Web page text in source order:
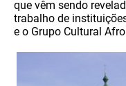
que vêm sendo
trabalho de
e o Grupo Cultural